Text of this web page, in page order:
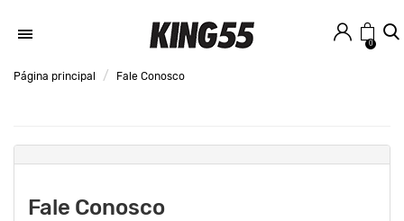
0
Página principal Fale Conosco
Fale Conosco